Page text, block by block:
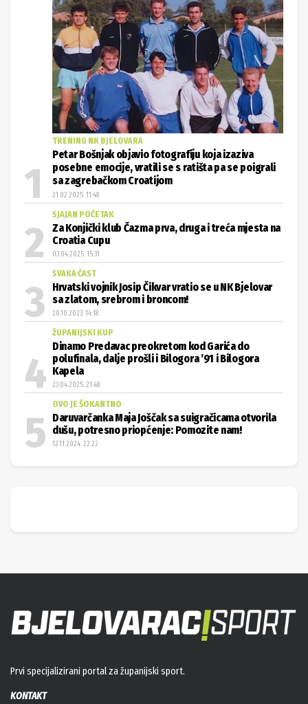
TRENING NK BJELOVARA
Petar Bošnjak objavio fotografiju koja izaziva
posebne emocije, vratili se s ratišta pa se poigrali
sa zagrebačkom Croatijom
21.02.2025. 11:48
SJAJAN POČETAK
Za Konjički klub Čazma prva, druga i treća mjesta na
Croatia Cupu
03.04.2025. 15:31
SVAKA ČAST
Hrvatski vojnik Josip Čikvar vratio se u NK Bjelovar
sa zlatom, srebrom i broncom!
20.10.2023. 14:18
ŽUPANIJSKI KUP
Dinamo Predavac preokretom kod Garića do
polufinala, dalje prošli i Bilogora ’91 i Bilogora
Kapela
23.04.2025. 21:48
OVO JE ŠOKANTNO
Daruvarčanka Maja Joščak sa suigračicama otvorila
dušu, potresno priopćenje: Pomozite nam!
12.11.2024. 22:22
Prvi specijalizirani portal za županijski sport.
KONTAKT